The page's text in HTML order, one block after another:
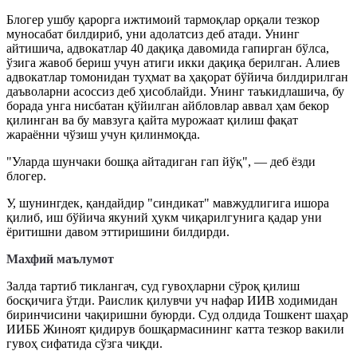
Блогер ушбу қарорга ижтимоий тармоқлар орқали тезкор
муносабат билдириб, уни адолатсиз деб атади. Унинг
айтишича, адвокатлар 40 дақиқа давомида гапирган бўлса,
ўзига жавоб бериш учун атиги икки дақиқа берилган. Алиев
адвокатлар томонидан туҳмат ва ҳақорат бўйича билдирилган
даъволарни асоссиз деб ҳисоблайди. Унинг таъкидлашича, бу
борада унга нисбатан қўйилган айбловлар аввал ҳам бекор
қилинган ва бу мавзуга қайта мурожаат қилиш фақат
жараённи чўзиш учун қилинмоқда.
"Уларда шунчаки бошқа айтадиган гап йўқ", — деб ёзди
блогер.
У, шунингдек, қандайдир "синдикат" мавжудлигига ишора
қилиб, иш бўйича якуний ҳукм чиқарилгунига қадар уни
ёритишни давом эттиришини билдирди.
Махфий маълумот
Залда тартиб тиклангач, суд гувоҳларни сўроқ қилиш
босқичига ўтди. Раислик қилувчи уч нафар ИИВ ходимидан
биринчисини чақиришни буюрди. Суд олдида Тошкент шаҳар
ИИББ Жиноят қидирув бошқармасининг катта тезкор вакили
гувоҳ сифатида сўзга чиқди.